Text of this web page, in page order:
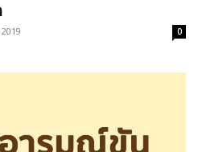
0